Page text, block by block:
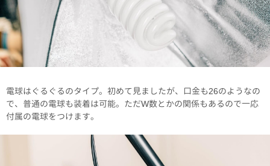
電球はぐるぐるのタイプ。初めて見ましたが、口金も26のようなの
で、普通の電球も装着は可能。ただW数とかの関係もあるので一応
付属の電球をつけます。